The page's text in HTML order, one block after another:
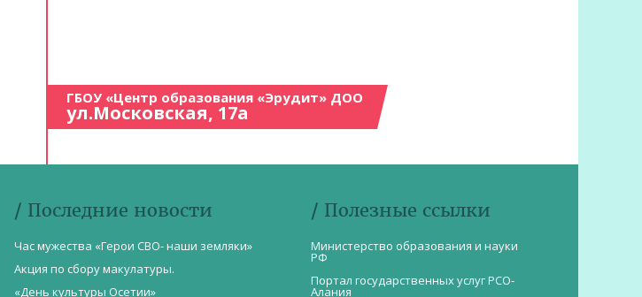
ГБОУ «Центр образования «Эрудит» ДОО
ул.Московская, 17а
/ Последние новости
Час мужества «Герои СВО- наши земляки»
Акция по сбору макулатуры.
«День культуры Осетии»
/ Полезные ссылки
Министерство образования и науки
РФ
Портал государственных услуг РСО-
Алания